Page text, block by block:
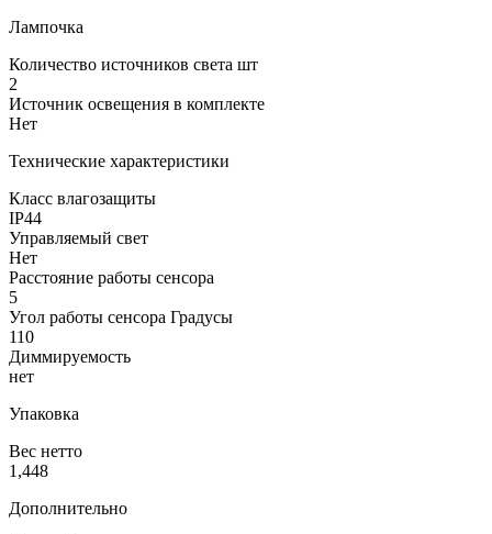
Лампочка
Количество источников света шт
2
Источник освещения в комплекте
Нет
Технические характеристики
Класс влагозащиты
IP44
Управляемый свет
Нет
Расстояние работы сенсора
5
Угол работы сенсора Градусы
110
Диммируемость
нет
Упаковка
Вес нетто
1,448
Дополнительно